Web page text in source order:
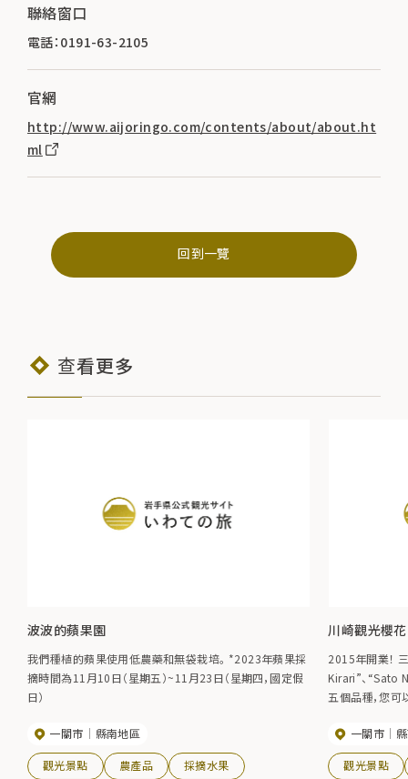
聯絡窗口
電話：0191-63-2105
官網
http://www.aijoringo.com/contents/about/about.ht
ml
回到一覽
查看更多
波波的蘋果園
我們種植的蘋果使用低農藥和無袋栽培。 *2023年蘋果採
摘時間為11月10日（星期五）~11月23日（星期四，國定假
日）
一關市 縣南地區
觀光景點 農產品 採摘水果
川崎觀光櫻
2015年開業！
Kirari”、“Sato
五個品種，您
一關市
觀光景點